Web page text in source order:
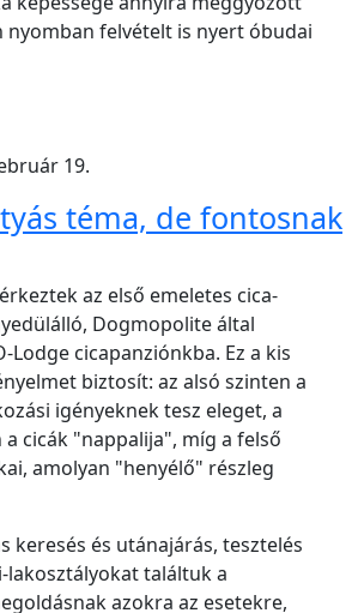
nyomban felvételt is nyert óbudai
19.
téma, de fontosnak
az első emeletes cica-
Dogmopolite által
cicapanziónkba. Ez a kis
biztosít: az alsó szinten a
igényeknek tesz eleget, a
cicák "nappalija", míg a felső
amolyan "henyélő" részleg
keresés és utánajárás, tesztelés
lakosztályokat találtuk a
azokra az esetekre,